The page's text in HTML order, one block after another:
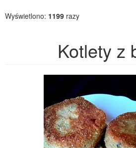
Wyświetlono: 1199 razy
Kotlety z